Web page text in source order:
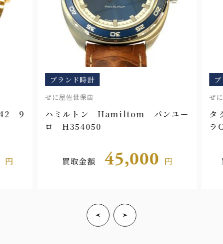
9
ブランド時計
ぜに屋佐世保店
ハミルトン Hamiltom パンユー
ロ H354050
買取金額 45,000円
ブ
ぜ
タ
ラ